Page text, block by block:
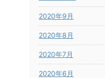
2020年9月
2020年8月
2020年7月
2020年6月